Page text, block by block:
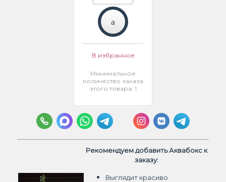
В избранное
Минимальное
количество заказа
этого товара: 1
Рекомендуем добавить Аквабокс к
заказу:
Выглядит красиво